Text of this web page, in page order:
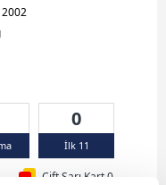
0
İlk 11
Çift Sarı Kart 0